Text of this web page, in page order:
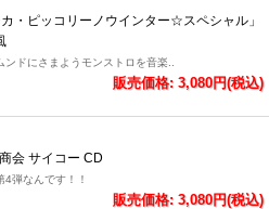
・ピッコリーノウインター☆スペシャル」
ドにさまようモンストロを音楽..
販売価格: 3,080円(税込)
会 サイコー CD
4弾なんです！！
販売価格: 3,080円(税込)